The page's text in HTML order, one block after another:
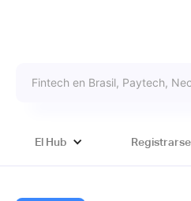
El Hub Registrarse